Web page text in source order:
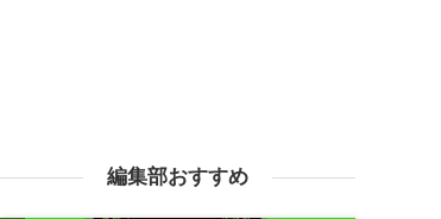
編集部おすすめ